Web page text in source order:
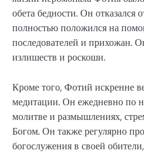
обета бедности. Он отказался
полностью положился на
последователей и прихожан.
излишеств и роскоши.
Кроме того, Фотий искренне
медитации. Он ежедневно по
молитве и размышлениях,
Богом. Он также регулярно
богослужения в своей